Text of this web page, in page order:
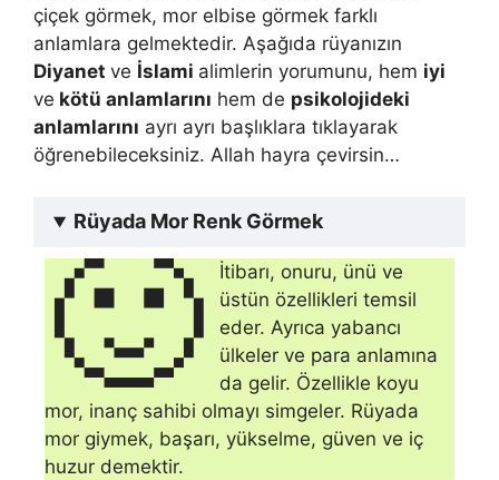
çiçek görmek, mor elbise görmek farklı
anlamlara gelmektedir. Aşağıda rüyanızın
Diyanet ve İslami alimlerin yorumunu, hem iyi
ve kötü anlamlarını hem de psikolojideki
anlamlarını ayrı ayrı başlıklara tıklayarak
öğrenebileceksiniz. Allah hayra çevirsin…
Rüyada Mor Renk Görmek
🙂
İtibarı, onuru, ünü ve
üstün özellikleri temsil
eder. Ay­rıca yabancı
ülkeler ve para anlamına
da gelir. Özellikle ko­yu
mor, inanç sahibi olmayı simgeler. Rüyada
mor giymek, başarı, yükselme, güven ve iç
huzur demektir.